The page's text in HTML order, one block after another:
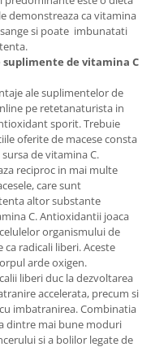
demonstreaza ca vitamina
si poate imbunatati
de vitamina C
ale suplimentelor de
pe retetanaturista in
sporit. Trebuie
oferite de macese consta
de vitamina C.
reciproc in mai multe
care sunt
altor substante
C. Antioxidantii joaca
organismului de
radicali liberi. Aceste
arde oxigen.
liberi duc la dezvoltarea
accelerata, precum si
imbatranirea. Combinatia
dintre mai bune moduri
si a bolilor legate de